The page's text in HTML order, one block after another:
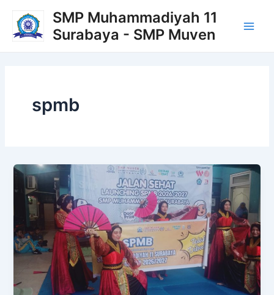
konten
SMP Muhammadiyah 11
Surabaya - SMP Muven
spmb